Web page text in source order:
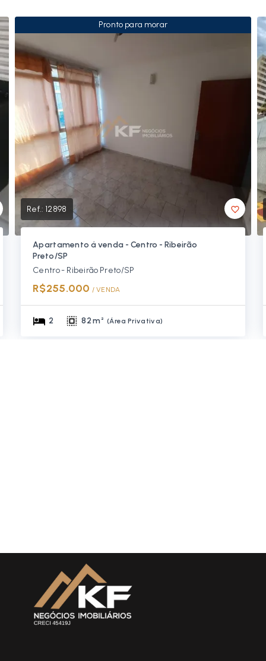
Pronto para morar
Ref.: 12898
Apartamento á venda - Centro - Ribeirão
Preto/SP
Centro - Ribeirão Preto/SP
R$255.000 / VENDA
2 82 m² (Área Privativa)